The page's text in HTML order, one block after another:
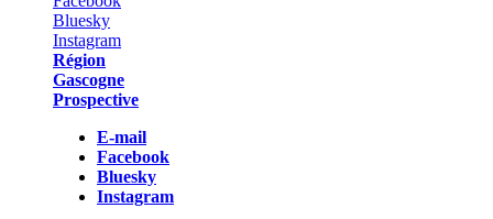
Région
Gascogne
Prospective
E-mail
Facebook
Bluesky
Instagram